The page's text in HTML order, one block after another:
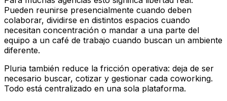
Pueden reunirse presencialmente cuando deben
colaborar, dividirse en distintos espacios cuando
necesitan concentración o mandar a una parte del
equipo a un café de trabajo cuando buscan un ambiente
diferente.
Pluria también reduce la fricción operativa: deja de ser
necesario buscar, cotizar y gestionar cada coworking.
Todo está centralizado en una sola plataforma.